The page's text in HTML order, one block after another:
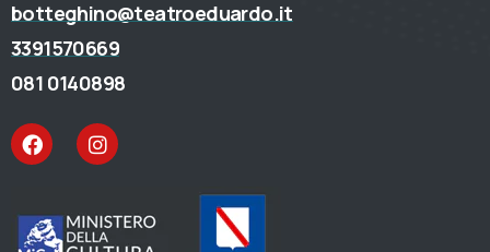
botteghino@teatroeduardo.it
3391570669
081 0140898